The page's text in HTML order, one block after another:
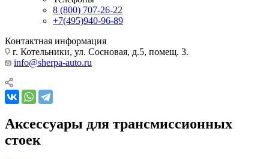
8 (800) 707-26-22
+7(495)940-96-89
Контактная информация
г. Котельники, ул. Сосновая, д.5, помещ. 3.
info@sherpa-auto.ru
Аксессуары для трансмиссионных
стоек